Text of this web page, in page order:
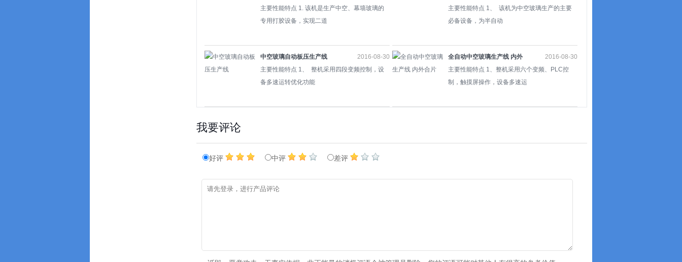
主要性能特点 1. 该机是生产中空、幕墙玻璃的
专用打胶设备，实现二道
主要性能特点 1、 该机为中空玻璃生产的主要
必备设备，为半自动
中空玻璃自动板压生产线
主要性能特点 1、 整机采用四段变频控制，设
备多速运转优化功能
2016-08-30
全自动中空玻璃生产线 内外
合片
主要性能特点 1、整机采用六个变频、PLC控
制，触摸屏操作，设备多速运
2016-08-30
我要评论
好评 中评 差评